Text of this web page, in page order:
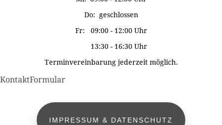
Do: geschlossen
Fr: 09:00 - 12:00 Uhr
13:30 - 16:30 Uhr
Terminvereinbarung jederzeit möglich.
KontaktFormular
IMPRESSUM & DATENSCHUTZ